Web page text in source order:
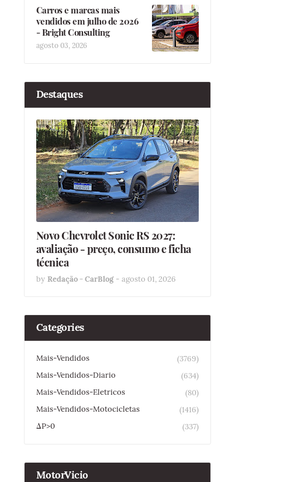
Carros e marcas mais
vendidos em julho de 2026
- Bright Consulting
agosto 03, 2026
Destaques
Novo Chevrolet Sonic RS 2027:
avaliação - preço, consumo e ficha
técnica
by Redação - CarBlog - agosto 01, 2026
Categories
Mais-Vendidos
(3769)
Mais-Vendidos-Diario
(634)
Mais-Vendidos-Eletricos
(80)
Mais-Vendidos-Motocicletas
(1416)
ΔP>0
(337)
MotorVicio